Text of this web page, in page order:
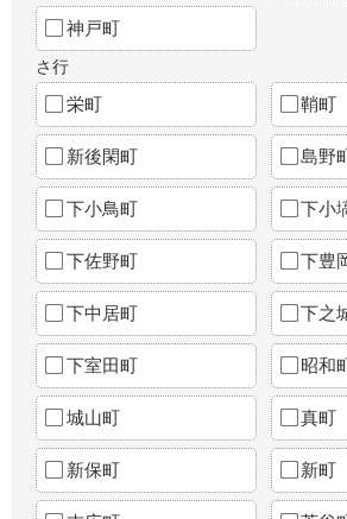
神戸町
さ行
栄町 鞘町
新後閑町 島野
下小鳥町 下小
下佐野町 下豊
下中居町 下之
下室田町 昭和
城山町 真町
新保町 新町